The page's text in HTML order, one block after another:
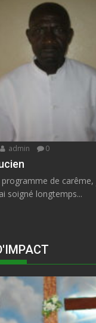
admin 0
de carême,
soigné longtemps...